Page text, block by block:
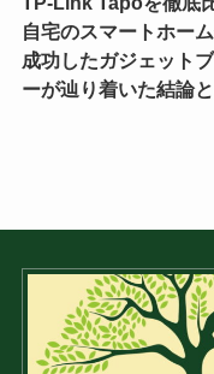
自宅のスマートホー
成功したガジェット
ーが辿り着いた結論